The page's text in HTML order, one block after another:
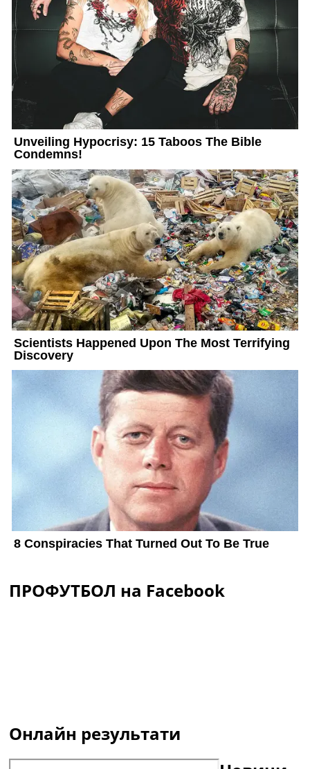
ПРОФУТБОЛ на Facebook
Онлайн результати